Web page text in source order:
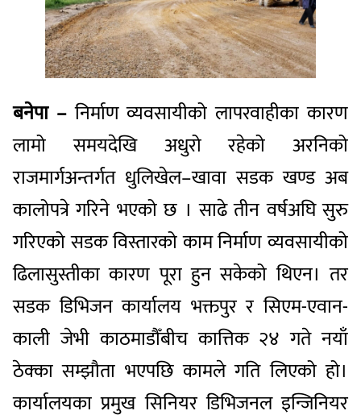
बनेपा –निर्माण व्यवसायीको लापरवाहीका कारण
लामो समयदेखि अधुरो रहेको अरनिको
राजमार्गअन्तर्गत धुलिखेल–खावा सडक खण्ड अब
कालोपत्रे गरिने भएको छ । साढे तीन वर्षअघि सुरु
गरिएको सडक विस्तारको काम निर्माण व्यवसायीको
ढिलासुस्तीका कारण पूरा हुन सकेको थिएन। तर
सडक डिभिजन कार्यालय भक्तपुररसिएम-एवान-
काली जेभी काठमाडौँबीच कात्तिक २४ गते नयाँ
ठेक्का सम्झौता भएपछि कामले गति लिएको हो।
कार्यालयका प्रमुख सिनियर डिभिजनल इन्जिनियर